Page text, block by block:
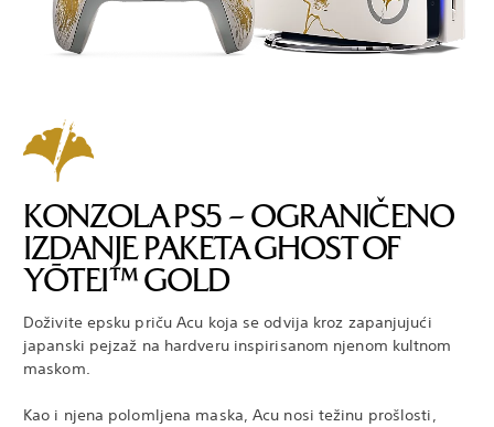
KONZOLA PS5 – OGRANIČENO
IZDANJE PAKETA GHOST OF
YŌTEI™ GOLD
Doživite epsku priču Acu koja se odvija kroz zapanjujući
japanski pejzaž na hardveru inspirisanom njenom kultnom
maskom.
Kao i njena polomljena maska, Acu nosi težinu prošlosti,